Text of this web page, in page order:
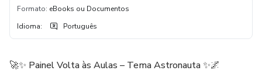
Formato: eBooks ou Documentos
Idioma: Português
🚀✨ Painel Volta às Aulas – Tema Astronauta ✨🌌